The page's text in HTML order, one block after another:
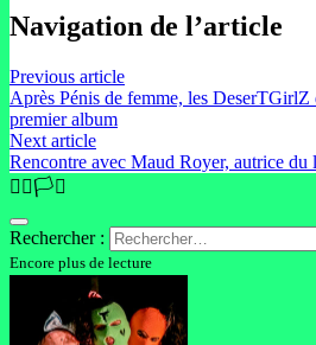
Navigation de l’article
Previous article
Après Pénis de femme, les DeserTGirlZ
premier album
Next article
Rencontre avec Maud Royer, autrice
🏳️‍🌈🏳️‍⚧️
Rechercher :
Encore plus de lecture